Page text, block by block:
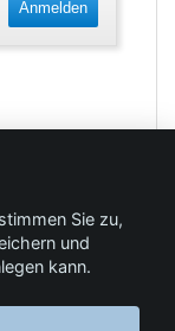
Anmelden
Sie zu,
und
kann.